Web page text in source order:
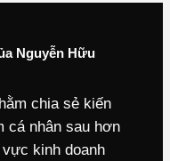
Nguyễn Hữu
chia sẻ kiến
cá nhân sau hơn
kinh doanh